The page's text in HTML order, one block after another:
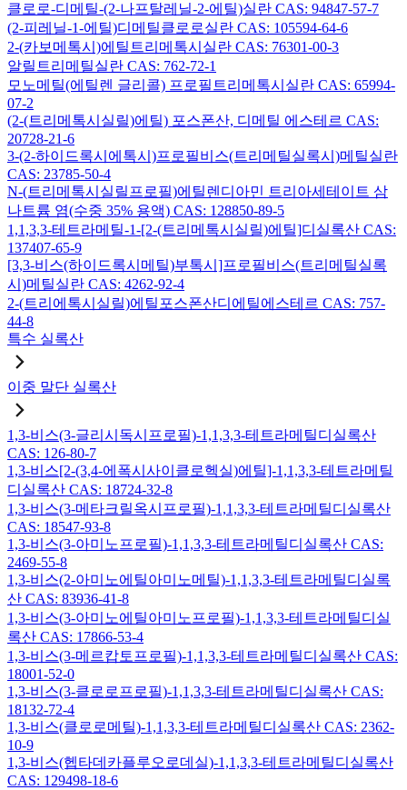
클로로-디메틸-(2-나프탈레닐-2-에틸)실란 CAS: 94847-57-7
(2-피레닐-1-에틸)디메틸클로로실란 CAS: 105594-64-6
2-(카보메톡시)에틸트리메톡시실란 CAS: 76301-00-3
알릴트리메틸실란 CAS: 762-72-1
모노메틸(에틸렌 글리콜) 프로필트리메톡시실란 CAS: 65994-
07-2
(2-(트리메톡시실릴)에틸) 포스폰산, 디메틸 에스테르 CAS:
20728-21-6
3-(2-하이드록시에톡시)프로필비스(트리메틸실록시)메틸실란
CAS: 23785-50-4
N-(트리메톡시실릴프로필)에틸렌디아민 트리아세테이트 삼
나트륨 염(수중 35% 용액) CAS: 128850-89-5
1,1,3,3-테트라메틸-1-[2-(트리메톡시실릴)에틸]디실록산 CAS:
137407-65-9
[3,3-비스(하이드록시메틸)부톡시]프로필비스(트리메틸실록
시)메틸실란 CAS: 4262-92-4
2-(트리에톡시실릴)에틸포스폰산디에틸에스테르 CAS: 757-
44-8
특수 실록산
이중 말단 실록산
1,3-비스(3-글리시독시프로필)-1,1,3,3-테트라메틸디실록산
CAS: 126-80-7
1,3-비스[2-(3,4-에폭시사이클로헥실)에틸]-1,1,3,3-테트라메틸
디실록산 CAS: 18724-32-8
1,3-비스(3-메타크릴옥시프로필)-1,1,3,3-테트라메틸디실록산
CAS: 18547-93-8
1,3-비스(3-아미노프로필)-1,1,3,3-테트라메틸디실록산 CAS:
2469-55-8
1,3-비스(2-아미노에틸아미노메틸)-1,1,3,3-테트라메틸디실록
산 CAS: 83936-41-8
1,3-비스(3-아미노에틸아미노프로필)-1,1,3,3-테트라메틸디실
록산 CAS: 17866-53-4
1,3-비스(3-메르캅토프로필)-1,1,3,3-테트라메틸디실록산 CAS:
18001-52-0
1,3-비스(3-클로로프로필)-1,1,3,3-테트라메틸디실록산 CAS:
18132-72-4
1,3-비스(클로로메틸)-1,1,3,3-테트라메틸디실록산 CAS: 2362-
10-9
1,3-비스(헵타데카플루오로데실)-1,1,3,3-테트라메틸디실록산
CAS: 129498-18-6